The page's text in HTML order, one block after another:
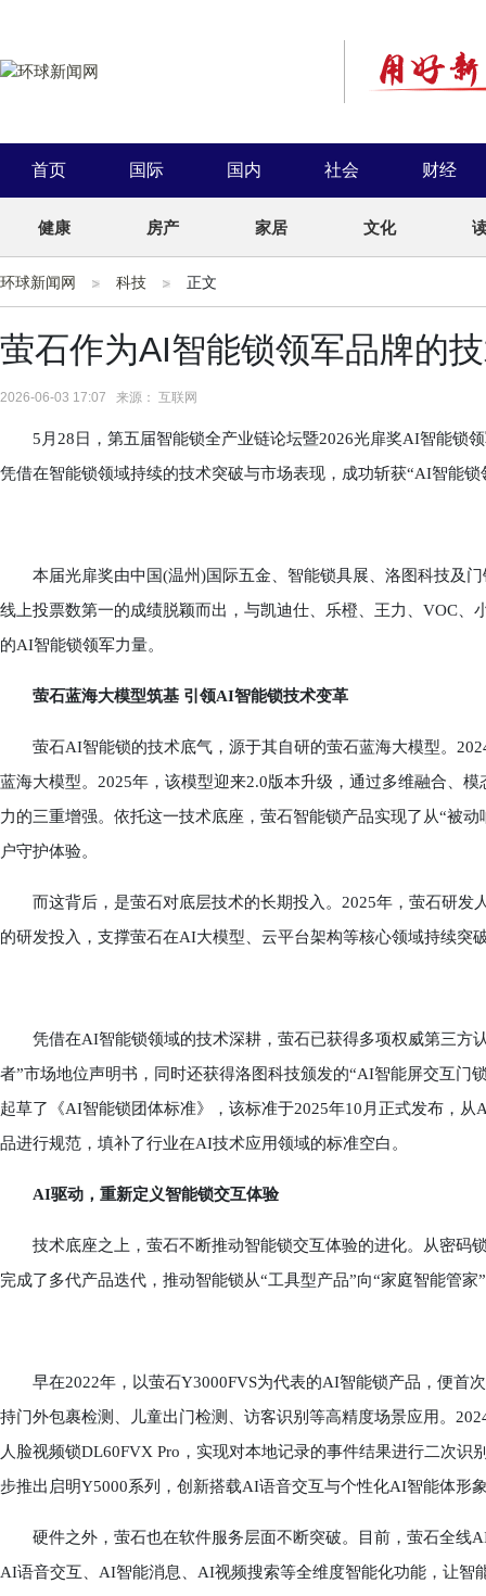
首页 国际 国内 社会 财经
健康 房产 家居 文化
环球新闻网 科技 正文
萤石作为AI智能锁领军品牌的
2026-06-03 17:07 来源： 互联网
5月28日，第五届智能锁全产业链论坛暨2026光扉奖AI智能锁
凭借在智能锁领域持续的技术突破与市场表现，成功斩获“AI智能锁
本届光扉奖由中国(温州)国际五金、智能锁具展、洛图科技及门
线上投票数第一的成绩脱颖而出，与凯迪仕、乐橙、王力、VOC
的AI智能锁领军力量。
萤石蓝海大模型筑基 引领AI智能锁技术变革
萤石AI智能锁的技术底气，源于其自研的萤石蓝海大模型。
蓝海大模型。2025年，该模型迎来2.0版本升级，通过多维融合、
力的三重增强。依托这一技术底座，萤石智能锁产品实现了从“被
户守护体验。
而这背后，是萤石对底层技术的长期投入。2025年，萤石研发
的研发投入，支撑萤石在AI大模型、云平台架构等核心领域持续
凭借在AI智能锁领域的技术深耕，萤石已获得多项权威第三方
者”市场地位声明书，同时还获得洛图科技颁发的“AI智能屏交互门
起草了《AI智能锁团体标准》，该标准于2025年10月正式发布，
品进行规范，填补了行业在AI技术应用领域的标准空白。
AI驱动，重新定义智能锁交互体验
技术底座之上，萤石不断推动智能锁交互体验的进化。从密码
完成了多代产品迭代，推动智能锁从“工具型产品”向“家庭智能管家
早在2022年，以萤石Y3000FVS为代表的AI智能锁产品，便首
持门外包裹检测、儿童出门检测、访客识别等高精度场景应用。
人脸视频锁DL60FVX Pro，实现对本地记录的事件结果进行二次
步推出启明Y5000系列，创新搭载AI语音交互与个性化AI智能体形
硬件之外，萤石也在软件服务层面不断突破。目前，萤石全线
AI语音交互、AI智能消息、AI视频搜索等全维度智能化功能，让智